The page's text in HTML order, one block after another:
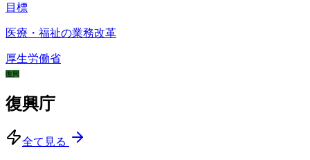
目標
医療・福祉の業務改革
厚生労働省
復興
復興庁
全て見る